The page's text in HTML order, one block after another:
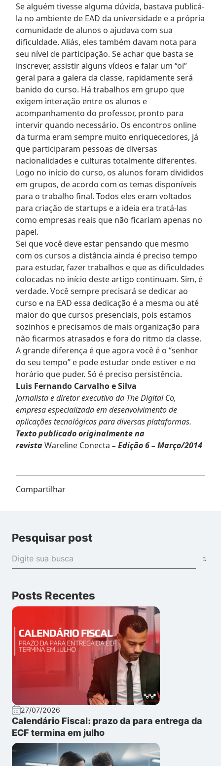
Se alguém tivesse alguma dúvida, bastava publicá-
la no ambiente de EAD da universidade e a própria
comunidade de alunos o ajudava com sua
dificuldade. Aliás, eles também davam nota para
seu nível de participação. Se achar que basta se
inscrever, assistir alguns vídeos e falar um “oi”
geral para a galera da classe, rapidamente será
banido do curso. Há trabalhos em grupo que
exigem interação entre os alunos e
acompanhamento do professor, pronto para
intervir quando necessário. Os encontros online
da turma eram sempre muito enriquecedores, já
que participaram pessoas de diversas
nacionalidades e culturas totalmente diferentes.
Logo no início do curso, os alunos foram divididos
em grupos, de acordo com os temas disponíveis
para o trabalho final. Todos eles eram voltados
para criação de startups e a ideia era tratá-las
como empresas reais que não ficariam apenas no
papel.
Sei que você deve estar pensando que mesmo
com os cursos a distância ainda é preciso tempo
para estudar, fazer trabalhos e que as dificuldades
colocadas no início deste artigo continuam. Sim, é
verdade. Você sempre precisará se dedicar ao
curso e na EAD essa dedicação é a mesma ou até
maior do que cursos presenciais, pois estamos
sozinhos e precisamos de mais organização para
não ficarmos atrasados e fora do ritmo da classe.
A grande diferença é que agora você é o “senhor
do seu tempo” e pode estudar onde estiver e no
horário que puder. Só é preciso persistência.
Luis Fernando Carvalho e Silva
Jornalista e diretor executivo da The Digital Co,
empresa especializada em desenvolvimento de
aplicações tecnológicas para diversas plataformas.
Texto publicado originalmente na
revistaWareline Conecta – Edição 6 – Março/2014
Compartilhar
Pesquisar post
Posts Recentes
27/07/2026
Calendário Fiscal: prazo da para entrega da
ECF termina em julho